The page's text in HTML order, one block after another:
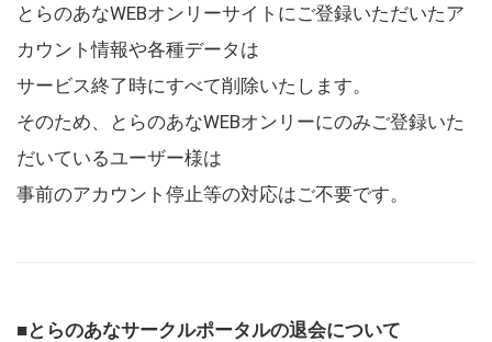
とらのあなWEBオンリーサイトにご登録いただいたア
カウント情報や各種データは
サービス終了時にすべて削除いたします。
そのため、とらのあなWEBオンリーにのみご登録いた
だいているユーザー様は
事前のアカウント停止等の対応はご不要です。
■とらのあなサークルポータルの退会について